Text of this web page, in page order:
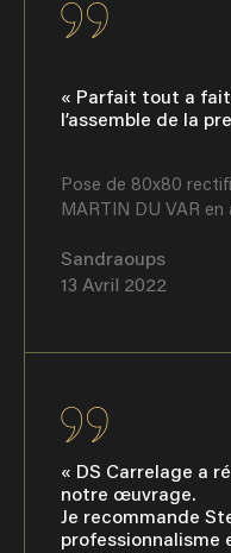
« Parfait tout a
l’assemble de la
Pose de 80x80
MARTIN DU VAR en
Sandraoups
13 Avril 2022
« DS Carrelage a
notre œuvrage.
Je recommande
professionnalisme